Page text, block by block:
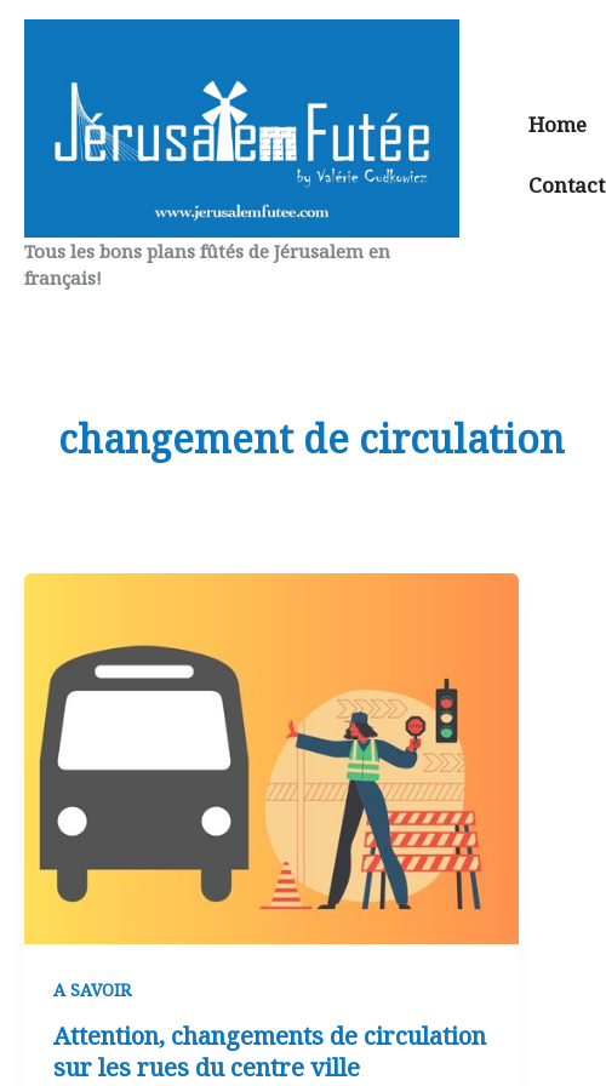
Aller
contenu
Tous les bons plans fûtés de Jérusalem en
français!
Home
Contact
changement de circulation
A SAVOIR
Attention, changements de circulation
sur les rues du centre ville